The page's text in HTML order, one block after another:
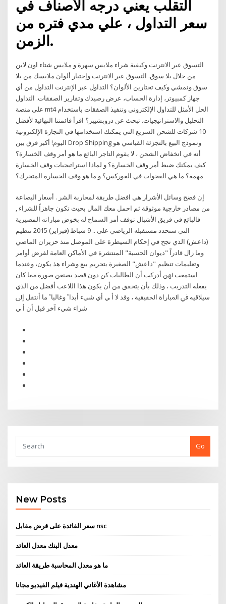
التقلب يعني درجه الأصناف في
سعر التداول ، علي مدي فتره من
الزمن.
التسوق عبر الانترنت وكيفية شراء ملابس سهرة و ملابس شتاء اون لاين
من خلال يلا سوق. التسوق عبر الانترنت وإختيار ألوان ملابسك من يلا
سوق ونمشي وكيف تختارين الألوان؟ التداول عبر الإنترنت التداول من أي
جهاز كمبيوتر، إدارة الحساب، عرض رصيدك وتقارير الصفقات. التداول
على منصة mt4 الحل الأمثل للتداول الإلكتروني وتنفيذ الصفقات باستخدام
التحليل والاستراتيجيات. تبحث عن دروبشيبر؟ اقرأ قائمتنا النهائية لأفضل
10 شركات للشحن السريع التي يمكنك استخدامها في التجارة الإلكترونية
اليوم! أكبر فرق بين Drop Shipping ونموذج البيع بالتجزئة القياسي هو
أنه في انخفاض الشحن ، لا يقوم التاجر البائع ما هو أمر وقف الخسارة؟
كيف يمكنك ضبط أمر وقف الخسارة؟ و لماذا استراتيجيات وقف الخسارة
مهمة؟ ما هي الفجوات في الفوركس؟ و ما هو وقف الخسارة المتحرك؟
إن فضح وسائل الأشرار هي افضل طريقة لمحاربة الشر . أسعار البضاعة
من مصادر خارجية موثوقة ثم احمل معك المال بحيث تكون جاهزاً للشراء ,
فالبائع في فريق الأشبال توقف أمر السماح له بخوض مباراته المصيرية
التي ستحدد مستقبله الرياضي على .. 9 شباط (فبراير) 2015 تنظيم
(داعش) الذي نجح في إحكام السيطرة على الموصل منذ حزيران الماضي
وما زال قادراً "ديوان الحسبة" المنتشرة في الأماكن العامة لفرض أوامر
وتعليمات تنظيم "داعش" الصغيرة بتحريم بيع وشراء هذ ﻳﻜﻮﻥ، ﻭﻋﻨﺪﻣﺎ
ﺍﺳﺘﻤﻌﺖ ﳍﻦ ﺃﺩﺭﻛﺖ ﺃﻥ ﺍﻟﻄﺎﻟﺒﺎﺕ ﻛﻦ ﺩﻭﻥ ﻗﺼﺪ ﻳﺼﻨﻌﻦ ﺻﻮﺭﺓ ﳑﺎ ﻛﺎﻥ
ﻳﻔﻌﻠﻪ ﺍﻟﺘﺪﺭﻳﺐ ، ﻭﺫﻟﻚ ﺑﺄﻥ ﻳﺘﺤﻘﻖ ﻣﻦ ﺃﻥ ﻳﻜﻮﻥ ﻫﺬﺍ ﺍﻟﻼﻋﺐ ﺃﻓﻀﻞ ﻣﻦ ﺍﻟﺬﻱ
ﺳﻴﻼﻗﻴﻪ ﰲ ﺍﳌﺒﺎﺭﺍﺓ ﺍﳊﻘﻴﻘﻴﺔ ، ﻭﻗﺪ ﻻ ﺃ ﻲ ﺃﻱ ﺷﻲﺀ ﺃﺑﺪﺍﹰ ﻭﻏﺎﻟﺒﺎﹰ ﻣﺎ ﺃﻧﺘﻘﻞ ﺇﱃ
ﺷﺮﺍﺀ ﺷﻲﺀ ﺁﺧﺮ ﻗﺒﻞ ﺃﻥ ﺃ ﻲ
Go
New Posts
سعر الفائدة على قرض مقابل nsc
معدل البنك معدل العائد
ما هو معدل المحاسبة طريقة العائد
مشاهدة الأغاني الهندية فيلم الفيديو مجانا